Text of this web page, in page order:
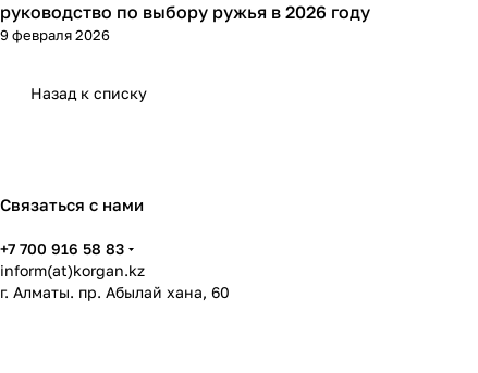
руководство по выбору ружья в 2026 году
9 февраля 2026
Назад к списку
Связаться с нами
+7 700 916 58 83
inform(at)korgan.kz
г. Алматы. пр. Абылай хана, 60